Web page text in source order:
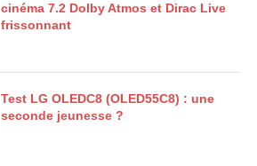
cinéma 7.2 Dolby Atmos et Dirac Live
frissonnant
Test LG OLEDC8 (OLED55C8) : une
seconde jeunesse ?